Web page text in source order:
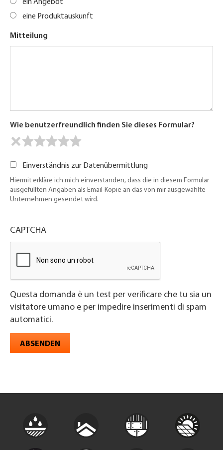
ein Angebot
eine Produktauskunft
Mitteilung
Wie benutzerfreundlich finden Sie dieses Formular?
Einverständnis zur Datenübermittlung
Hiermit erkläre ich mich einverstanden, dass die in diesem Formular
ausgefüllten Angaben als Email-Kopie an das von mir ausgewählte
Unternehmen gesendet wird.
CAPTCHA
Questa domanda è un test per verificare che tu sia un
visitatore umano e per impedire inserimenti di spam
automatici.
ABSENDEN